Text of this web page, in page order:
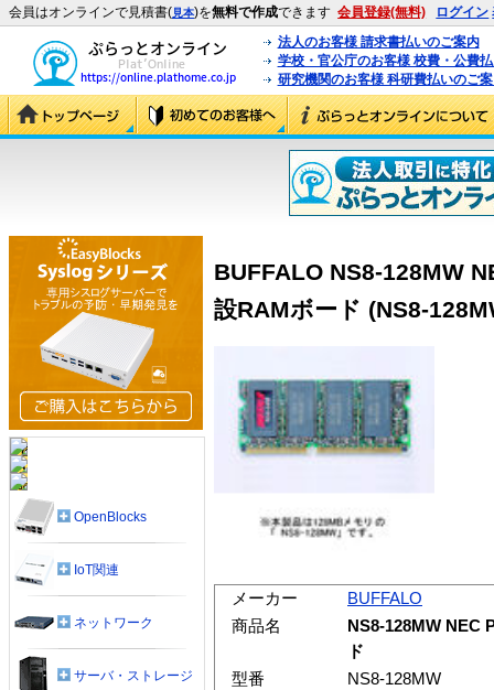
会員はオンラインで見積書(見本)を無料で作成できます 会員登録(無料) ログイン
法人のお客様 請求書払いのご案内
学校・官公庁のお客様 校費・公費
研究機関のお客様 科研費払いのご
BUFFALO NS8-128MW
設RAMボード (NS8-
メーカー
BUFFALO
商品名
NS8-128MW NEC
ド
型番
NS8-128MW
OpenBlocks
IoT関連
ネットワーク
サーバ・ストレージ